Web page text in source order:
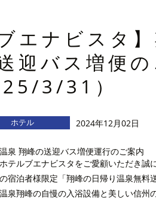
ブエナビスタ
迎バス増便
3/31）
ホテル 2024年12月02日
泉 翔峰の送迎バス増便運行のご案内
テルブエナビスタをご愛顧いただき誠
宿泊者様限定「翔峰の日帰り温泉無料
泉翔峰の自慢の入浴設備と美しい信州